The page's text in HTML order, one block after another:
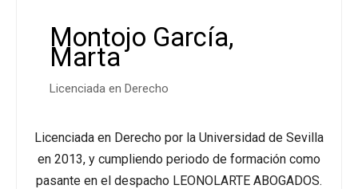
Montojo García,
Marta
Licenciada en Derecho
Licenciada en Derecho por la Universidad de Sevilla
en 2013, y cumpliendo periodo de formación como
pasante en el despacho LEONOLARTE ABOGADOS.